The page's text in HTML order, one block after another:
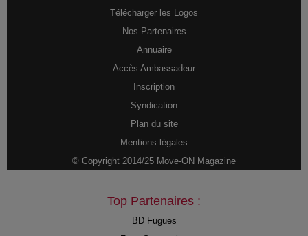
Télécharger les Logos
Nos Partenaires
Annuaire
Accès Ambassadeur
Inscription
Syndication
Plan du site
Mentions légales
© Copyright 2014/25 Move-ON Magazine
Top Partenaires :
BD Fugues